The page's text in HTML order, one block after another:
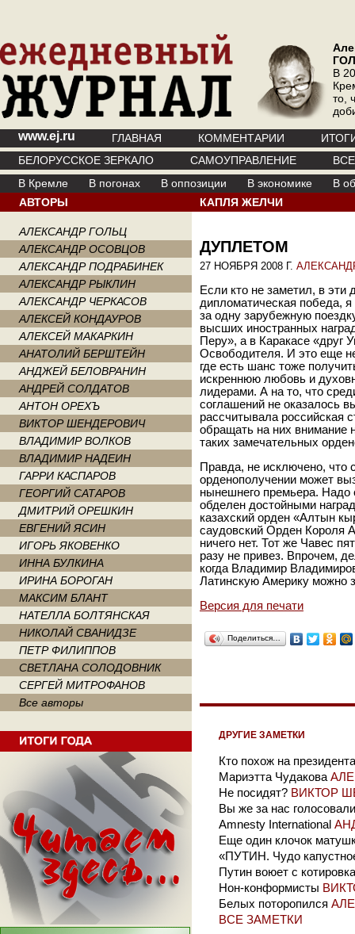
В
то,
www.ej.ru ГЛАВНАЯ КОММЕНТАРИИ
БЕЛОРУССКОЕ ЗЕРКАЛО
САМОУПРАВЛЕНИЕ
В Кремле
В погонах В оппозиции В экономике
В
АВТОРЫ
АЛЕКСАНДР ГОЛЬЦ
АЛЕКСАНДР ОСОВЦОВ
АЛЕКСАНДР ПОДРАБИНЕК
АЛЕКСАНДР РЫКЛИН
АЛЕКСАНДР ЧЕРКАСОВ
АЛЕКСЕЙ КОНДАУРОВ
АЛЕКСЕЙ МАКАРКИН
АНАТОЛИЙ БЕРШТЕЙН
АНДЖЕЙ БЕЛОВРАНИН
АНДРЕЙ СОЛДАТОВ
АНТОН ОРЕХЪ
ВИКТОР ШЕНДЕРОВИЧ
ВЛАДИМИР ВОЛКОВ
ВЛАДИМИР НАДЕИН
ГАРРИ КАСПАРОВ
ГЕОРГИЙ САТАРОВ
ДМИТРИЙ ОРЕШКИН
ЕВГЕНИЙ ЯСИН
ИГОРЬ ЯКОВЕНКО
ИННА БУЛКИНА
ИРИНА БОРОГАН
МАКСИМ БЛАНТ
НАТЕЛЛА БОЛТЯНСКАЯ
НИКОЛАЙ СВАНИДЗЕ
ПЕТР ФИЛИППОВ
СВЕТЛАНА СОЛОДОВНИК
СЕРГЕЙ МИТРОФАНОВ
Все авторы
КАПЛЯ ЖЕЛЧИ
ДУПЛЕТОМ
27 НОЯБРЯ 2008 Г.
Если кто не заметил, в эти
дипломатическая победа,
за одну зарубежную
высших иностранных
Перу», а в Каракасе «друг
Освободителя. И это еще
где есть шанс тоже
искреннюю любовь и
лидерами. А на то, что
соглашений не оказалось
рассчитывала российская
обращать на них внимание
таких замечательных
Правда, не исключено, что
орденополучении может
нынешнего премьера. Надо
обделен достойными
казахский орден «Алтын
саудовский Орден Короля
ничего нет. Тот же Чавес
разу не привез. Впрочем,
когда Владимир
Латинскую Америку можно
Версия для печати
Поделиться…
ДРУГИЕ ЗАМЕТКИ
Кто похож на
Мариэтта Чудакова
Не посидят? ВИКТОР
Вы же за нас голосовали
Amnesty International
Еще один клочок
«ПУТИН. Чудо
Путин воюет с
Нон-конформисты
Белых поторопился
ВСЕ ЗАМЕТКИ